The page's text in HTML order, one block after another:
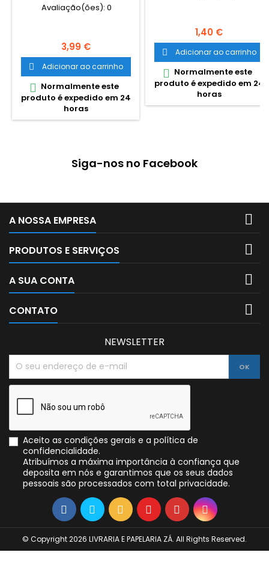
Avaliação(ões): 0
Preço
3,99 €
 Adicionar ao carrinho
 Normalmente este
produto é expedido em 24
horas
Preço
1,40 €
 Adicionar ao carrinho
 Normalmente este
produto é expedido em 24
horas
Siga-nos no Facebook
A NOSSA EMPRESA 
PRODUTOS E SERVIÇOS 
A SUA CONTA 
CONTATO 
NEWSLETTER
Aceito as condições gerais e a política de
confidencialidade.
Atribuímos a máxima importância à confiança que
deposita em nós e garantimos que os seus dados
pessoais são processados com total privacidade.
© Copyright 2026 LIVRARIA E PAPELARIA ZÁ. All Rights Reserved.